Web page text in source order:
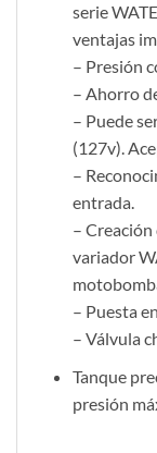
serie
ventajas
– Presión
– Ahorro
– Puede
(127v).
–
entrada.
–
variador
– Puesta
– Válvula
Tanque
presión